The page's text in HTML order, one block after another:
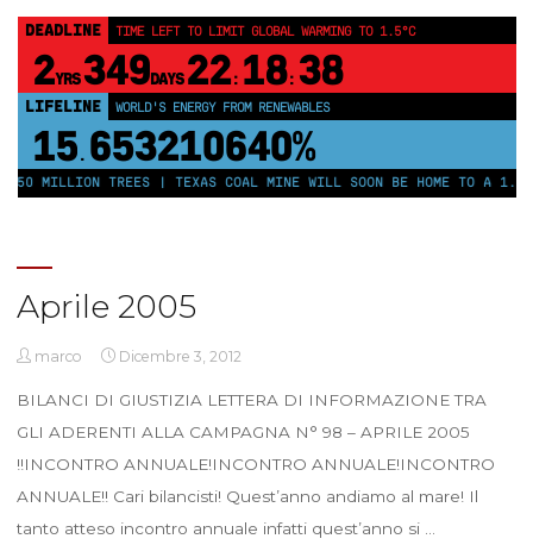
DEADLINE TIME LEFT TO LIMIT GLOBAL WARMING TO 1.5°C
2YRS 349DAYS 22: 18: 38
LIFELINE WORLD'S ENERGY FROM RENEWABLES
15. 653210646%
250 MILLION TREES | TEXAS COAL MINE WILL SOON BE HOME TO A
Aprile 2005
marco Dicembre 3, 2012
BILANCI DI GIUSTIZIA LETTERA DI INFORMAZIONE TRA
GLI ADERENTI ALLA CAMPAGNA N° 98 – APRILE 2005
!!INCONTRO ANNUALE!INCONTRO ANNUALE!INCONTRO
ANNUALE!! Cari bilancisti! Quest’anno andiamo al mare! Il
tanto atteso incontro annuale infatti quest’anno si …